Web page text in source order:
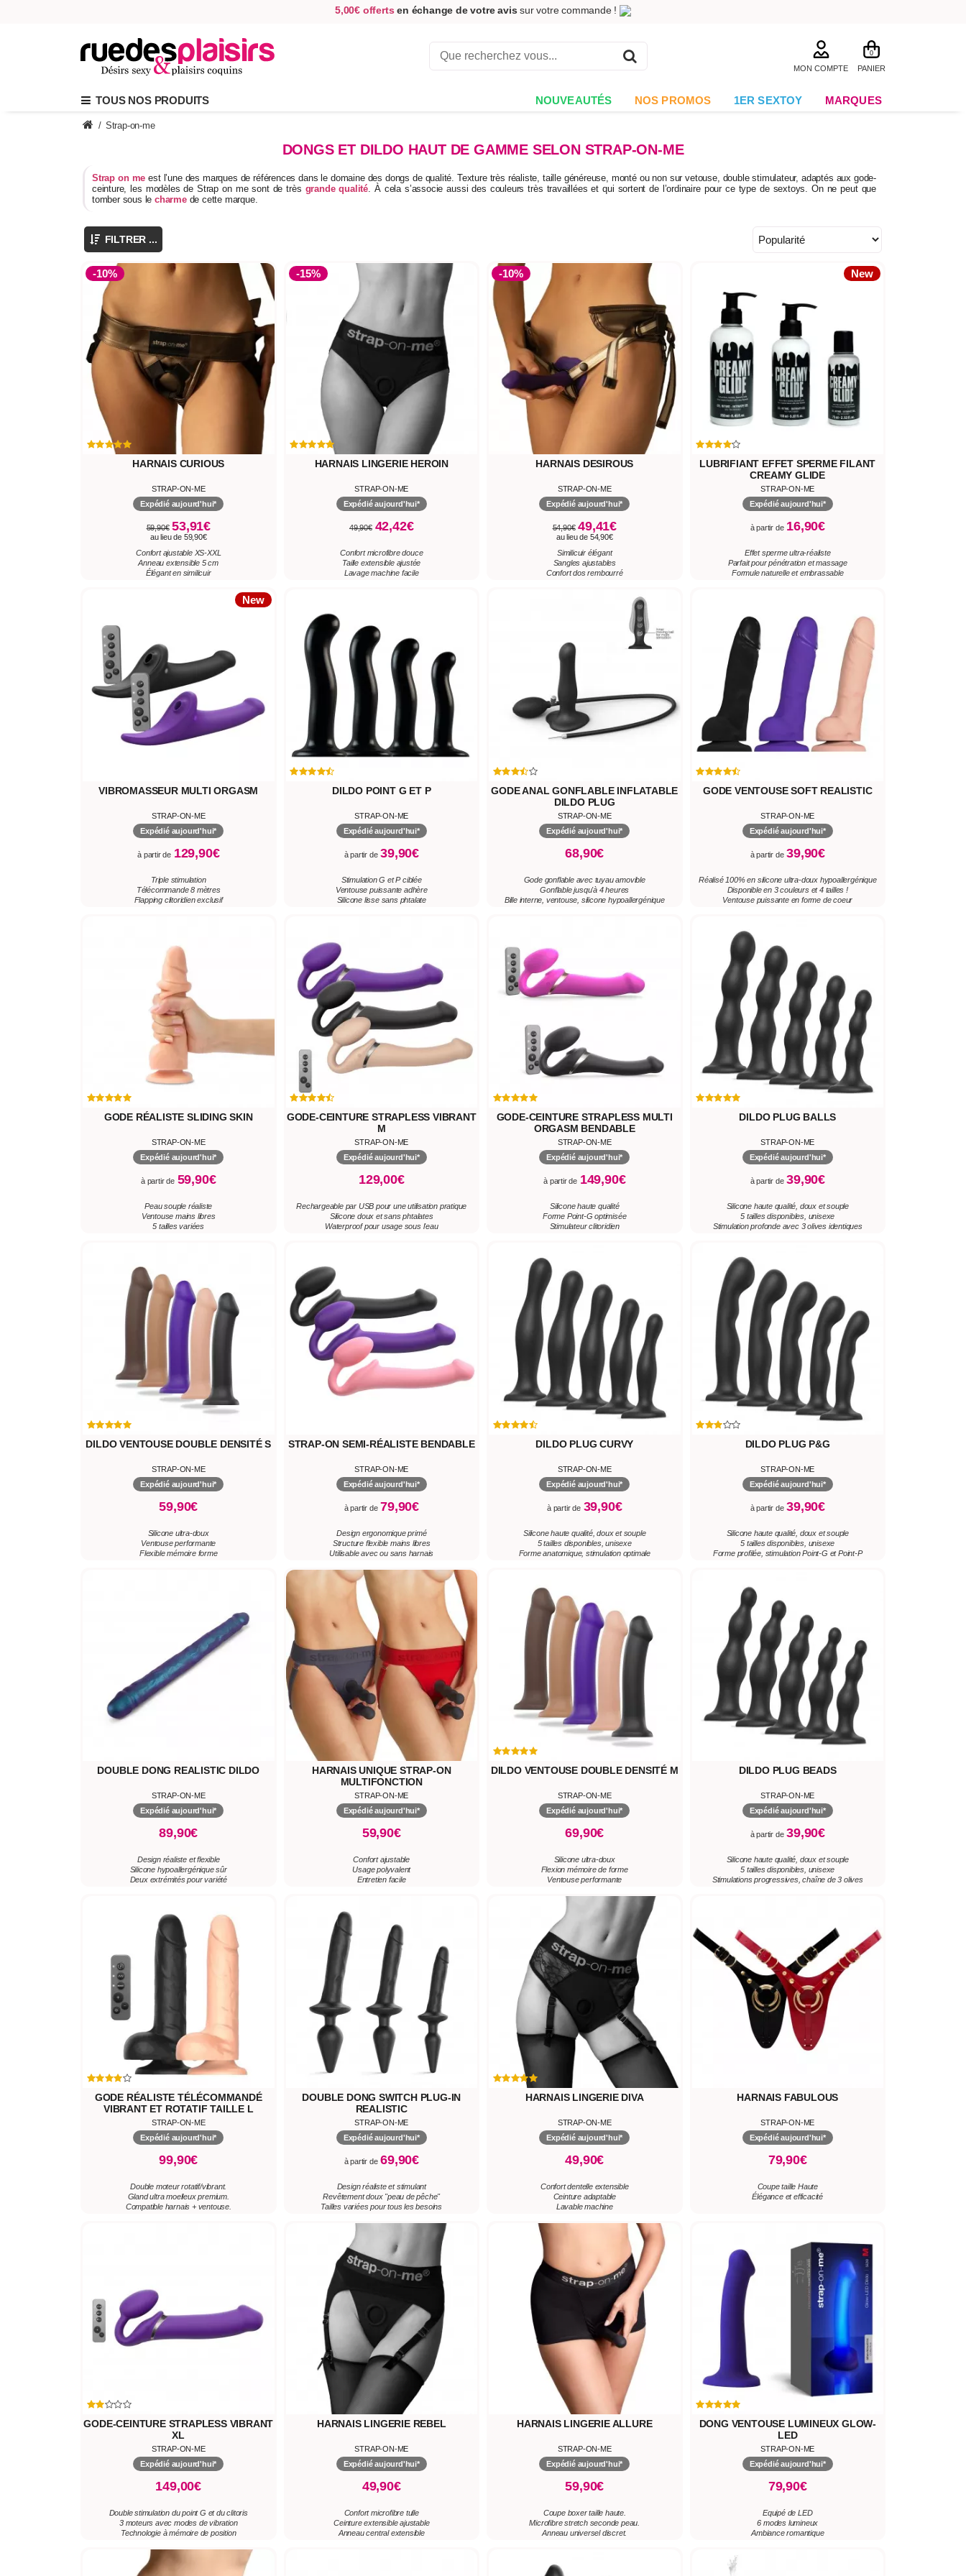
5,00€ offerts en échange de votre avis sur votre commande !
MON COMPTE
0
PANIER
TOUS NOS PRODUITS NOUVEAUTÉS NOS PROMOS 1ER SEXTOY MARQUES
/ Strap-on-me
DONGS ET DILDO HAUT DE GAMME SELON STRAP-ON-ME
Strap on me est l’une des marques de références dans le domaine des dongs de qualité. Texture très réaliste, taille généreuse, monté ou non sur vetouse, double stimulateur, adaptés aux gode-
ceinture, les modèles de Strap on me sont de très grande qualité . À cela s’associe aussi des couleurs très travaillées et qui sortent de l’ordinaire pour ce type de sextoys. On ne peut que
tomber sous lecharmede cette marque.
FILTRER ...
-10%
HARNAIS CURIOUS
STRAP-ON-ME
Expédié aujourd'hui*
59,90€ 53,91€
au lieu de 59,90€
Confort ajustable XS-XXL
Anneau extensible 5 cm
Élégant en similicuir
-15%
HARNAIS LINGERIE HEROIN
STRAP-ON-ME
Expédié aujourd'hui*
49,90€ 42,42€
Confort microfibre douce
Taille extensible ajustée
Lavage machine facile
-10%
HARNAIS DESIROUS
STRAP-ON-ME
Expédié aujourd'hui*
54,90€ 49,41€
au lieu de 54,90€
Similicuir élégant
Sangles ajustables
Confort dos rembourré
New
LUBRIFIANT EFFET SPERME FILANT
CREAMY GLIDE
STRAP-ON-ME
Expédié aujourd'hui*
à partir de 16,90€
Effet sperme ultra-réaliste
Parfait pour pénétration et massage
Formule naturelle et embrassable
New
VIBROMASSEUR MULTI ORGASM
STRAP-ON-ME
Expédié aujourd'hui*
à partir de 129,90€
Triple stimulation
Télécommande 8 mètres
Flapping clitoridien exclusif
DILDO POINT G ET P
STRAP-ON-ME
Expédié aujourd'hui*
à partir de 39,90€
Stimulation G et P ciblée
Ventouse puissante adhère
Silicone lisse sans phtalate
GODE ANAL GONFLABLE INFLATABLE
DILDO PLUG
STRAP-ON-ME
Expédié aujourd'hui*
68,90€
Gode gonflable avec tuyau amovible
Gonflable jusqu'à 4 heures
Bille interne, ventouse, silicone hypoallergénique
GODE VENTOUSE SOFT REALISTIC
STRAP-ON-ME
Expédié aujourd'hui*
à partir de 39,90€
Réalisé 100% en silicone ultra-doux hypoallergénique
Disponible en 3 couleurs et 4 tailles !
Ventouse puissante en forme de coeur
GODE RÉALISTE SLIDING SKIN
STRAP-ON-ME
Expédié aujourd'hui*
à partir de 59,90€
Peau souple réaliste
Ventouse mains libres
5 tailles variées
GODE-CEINTURE STRAPLESS VIBRANT
M
STRAP-ON-ME
Expédié aujourd'hui*
129,00€
Rechargeable par USB pour une utilisation pratique
Silicone doux et sans phtalates
Waterproof pour usage sous l'eau
GODE-CEINTURE STRAPLESS MULTI
ORGASM BENDABLE
STRAP-ON-ME
Expédié aujourd'hui*
à partir de 149,90€
Silicone haute qualité
Forme Point-G optimisée
Stimulateur clitoridien
DILDO PLUG BALLS
STRAP-ON-ME
Expédié aujourd'hui*
à partir de 39,90€
Silicone haute qualité, doux et souple
5 tailles disponibles, unisexe
Stimulation profonde avec 3 olives identiques
DILDO VENTOUSE DOUBLE DENSITÉ S
STRAP-ON-ME
Expédié aujourd'hui*
59,90€
Silicone ultra-doux
Ventouse performante
Flexible mémoire forme
STRAP-ON SEMI-RÉALISTE BENDABLE
STRAP-ON-ME
Expédié aujourd'hui*
à partir de 79,90€
Design ergonomique primé
Structure flexible mains libres
Utilisable avec ou sans harnais
DILDO PLUG CURVY
STRAP-ON-ME
Expédié aujourd'hui*
à partir de 39,90€
Silicone haute qualité, doux et souple
5 tailles disponibles, unisexe
Forme anatomique, stimulation optimale
DILDO PLUG P&G
STRAP-ON-ME
Expédié aujourd'hui*
à partir de 39,90€
Silicone haute qualité, doux et souple
5 tailles disponibles, unisexe
Forme profilée, stimulation Point-G et Point-P
DOUBLE DONG REALISTIC DILDO
STRAP-ON-ME
Expédié aujourd'hui*
89,90€
Design réaliste et flexible
Silicone hypoallergénique sûr
Deux extrémités pour variété
HARNAIS UNIQUE STRAP-ON
MULTIFONCTION
STRAP-ON-ME
Expédié aujourd'hui*
59,90€
Confort ajustable
Usage polyvalent
Entretien facile
DILDO VENTOUSE DOUBLE DENSITÉ M
STRAP-ON-ME
Expédié aujourd'hui*
69,90€
Silicone ultra-doux
Flexion mémoire de forme
Ventouse performante
DILDO PLUG BEADS
STRAP-ON-ME
Expédié aujourd'hui*
à partir de 39,90€
Silicone haute qualité, doux et souple
5 tailles disponibles, unisexe
Stimulations progressives, chaîne de 3 olives
GODE RÉALISTE TÉLÉCOMMANDÉ
VIBRANT ET ROTATIF TAILLE L
STRAP-ON-ME
Expédié aujourd'hui*
99,90€
Double moteur rotatif/vibrant.
Gland ultra moelleux premium.
Compatible harnais + ventouse.
DOUBLE DONG SWITCH PLUG-IN
REALISTIC
STRAP-ON-ME
Expédié aujourd'hui*
à partir de 69,90€
Design réaliste et stimulant
Revêtement doux "peau de pêche"
Tailles variées pour tous les besoins
HARNAIS LINGERIE DIVA
STRAP-ON-ME
Expédié aujourd'hui*
49,90€
Confort dentelle extensible
Ceinture adaptable
Lavable machine
HARNAIS FABULOUS
STRAP-ON-ME
Expédié aujourd'hui*
79,90€
Coupe taille Haute
Élégance et efficacité
GODE-CEINTURE STRAPLESS VIBRANT
XL
STRAP-ON-ME
Expédié aujourd'hui*
149,00€
Double stimulation du point G et du clitoris
3 moteurs avec modes de vibration
Technologie à mémoire de position
HARNAIS LINGERIE REBEL
STRAP-ON-ME
Expédié aujourd'hui*
49,90€
Confort microfibre tulle
Ceinture extensible ajustable
Anneau central extensible
HARNAIS LINGERIE ALLURE
STRAP-ON-ME
Expédié aujourd'hui*
59,90€
Coupe boxer taille haute.
Microfibre stretch seconde peau.
Anneau universel discret.
DONG VENTOUSE LUMINEUX GLOW-
LED
STRAP-ON-ME
Expédié aujourd'hui*
79,90€
Equipé de LED
6 modes lumineux
Ambiance romantique